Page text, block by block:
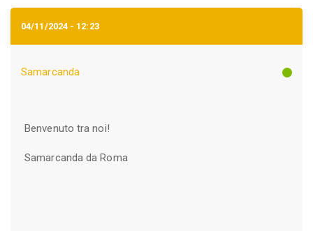
04/11/2024 - 12:23
Samarcanda
Benvenuto tra noi!
Samarcanda da Roma